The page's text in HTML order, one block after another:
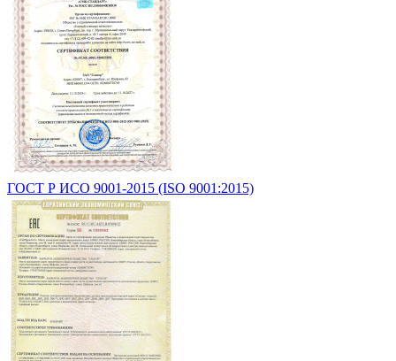
ГОСТ Р ИСО 9001-2015 (ISO 9001:2015)